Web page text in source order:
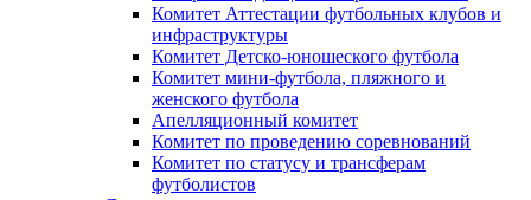
Комитет Аттестации футбольных клубов и
инфраструктуры
Комитет Детско-юношеского футбола
Комитет мини-футбола, пляжного и
женского футбола
Апелляционный комитет
Комитет по проведению соревнований
Комитет по статусу и трансферам
футболистов